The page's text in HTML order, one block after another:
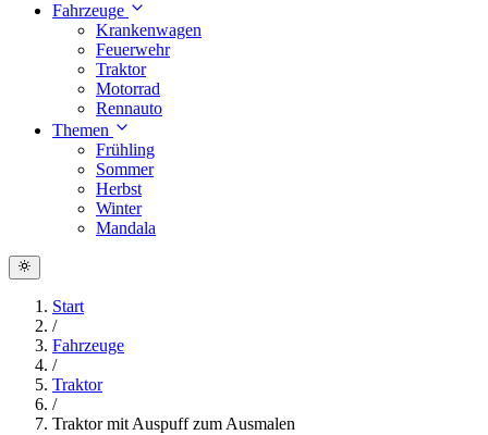
Fahrzeuge
Krankenwagen
Feuerwehr
Traktor
Motorrad
Rennauto
Themen
Frühling
Sommer
Herbst
Winter
Mandala
Start
/
Fahrzeuge
/
Traktor
/
Traktor mit Auspuff zum Ausmalen